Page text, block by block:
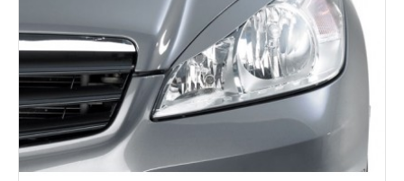
возможность доставки в любой город России.
Приобрести обвесы для тюнинга Мерседес W169 А
класса можно написав нам, либо отправив заявку на
сайте с помощью корзины.